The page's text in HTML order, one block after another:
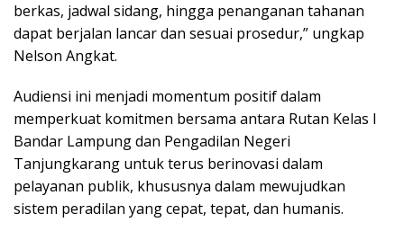
berkas, jadwal sidang, hingga penanganan tahanan
dapat berjalan lancar dan sesuai prosedur,” ungkap
Nelson Angkat.
Audiensi ini menjadi momentum positif dalam
memperkuat komitmen bersama antara Rutan Kelas I
Bandar Lampung dan Pengadilan Negeri
Tanjungkarang untuk terus berinovasi dalam
pelayanan publik, khususnya dalam mewujudkan
sistem peradilan yang cepat, tepat, dan humanis.